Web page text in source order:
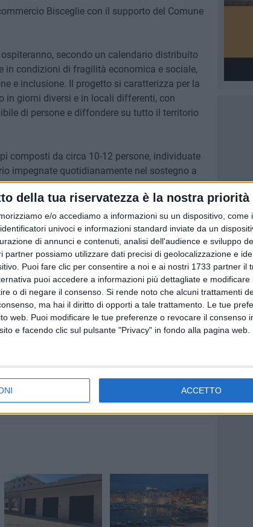
della tua riservatezza è la nostra priorità
e/o accediamo a informazioni su un dispositivo, come
univoci e informazioni standard inviate da un
di annunci e contenuti, analisi dell'audience e sviluppo
partner possiamo utilizzare dati precisi di geolocalizzazione e
Puoi fare clic per consentire a noi e ai nostri 1733 partner il
puoi accedere a informazioni più dettagliate e modificare
o di negare il consenso. Si rende noto che alcuni trattamenti
ma hai il diritto di opporti a tale trattamento. Le tue
web. Puoi modificare le tue preferenze o revocare il consenso
e facendo clic sul pulsante "Privacy" in fondo alla pagina web.
ACCETTO
Bisceglie con il supporto del Comune
secondo un calendario distribuito
in condizioni di fragilità economica e sociale,
e inclusione. Il progetto si caratterizza per la
in giorni diversi e in locali differenti, con
di persone e diffondere su tutto il territorio
composti da circa 10-12 persone, individuate
impegnate quotidianamente nel sostegno a
un pasto e, soprattutto, un'occasione di
pasquali, rafforzando il valore di questo
e condivisione. Un esempio di
locali, capace di generare valore sociale e di
ma significativo, che restituisce
ancora più unita e solidale.
BISCEGLIE ASSOLOCALI
arrestati, le parole del colonnello
Massimiliano Galasso